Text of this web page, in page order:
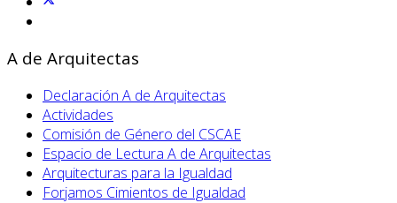
A de Arquitectas
Declaración A de Arquitectas
Actividades
Comisión de Género del CSCAE
Espacio de Lectura A de Arquitectas
Arquitecturas para la Igualdad
Forjamos Cimientos de Igualdad